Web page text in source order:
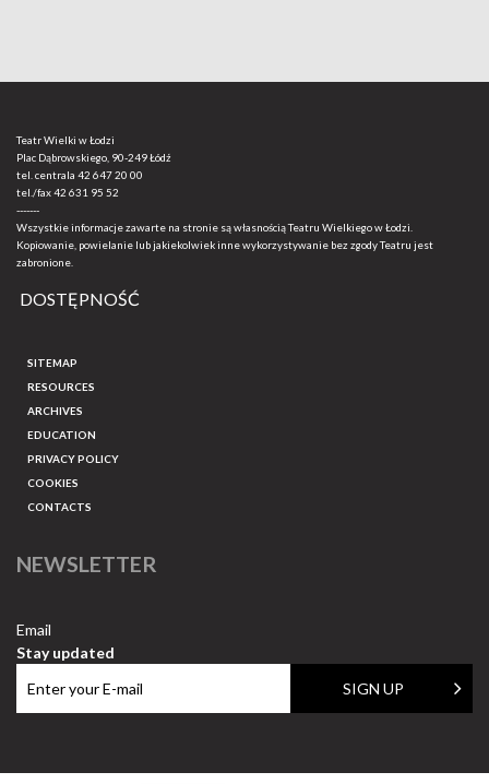
Teatr Wielki w Łodzi
Plac Dąbrowskiego, 90-249 Łódź
tel. centrala 42 647 20 00
tel./fax42 631 95 52
-------
Wszystkie informacje zawarte na stronie są własnością Teatru Wielkiego w Łodzi.
Kopiowanie, powielanie lub jakiekolwiek inne wykorzystywanie bez zgody Teatru jest
zabronione.
DOSTĘPNOŚĆ
SITEMAP
RESOURCES
ARCHIVES
EDUCATION
PRIVACY POLICY
COOKIES
CONTACTS
NEWSLETTER
Email
Stay updated